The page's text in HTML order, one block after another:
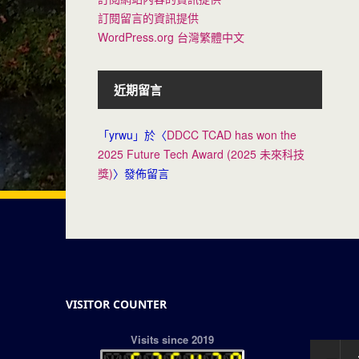
訂閱留言的資訊提供
WordPress.org 台灣繁體中文
近期留言
「yrwu 」於〈DDCC TCAD has won the
2025 Future Tech Award (2025 未來科技
獎)〉發佈留言
VISITOR COUNTER
Visits since 2019